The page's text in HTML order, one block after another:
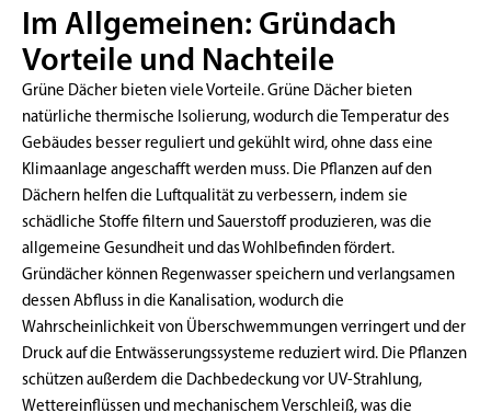
Im Allgemeinen: Gründach
Vorteile und Nachteile
Grüne Dächer bieten viele Vorteile. Grüne Dächer bieten
natürliche thermische Isolierung, wodurch die Temperatur des
Gebäudes besser reguliert und gekühlt wird, ohne dass eine
Klimaanlage angeschafft werden muss. Die Pflanzen auf den
Dächern helfen die Luftqualität zu verbessern, indem sie
schädliche Stoffe filtern und Sauerstoff produzieren, was die
allgemeine Gesundheit und das Wohlbefinden fördert.
Gründächer können Regenwasser speichern und verlangsamen
dessen Abfluss in die Kanalisation, wodurch die
Wahrscheinlichkeit von Überschwemmungen verringert und der
Druck auf die Entwässerungssysteme reduziert wird. Die Pflanzen
schützen außerdem die Dachbedeckung vor UV-Strahlung,
Wettereinflüssen und mechanischem Verschleiß, was die